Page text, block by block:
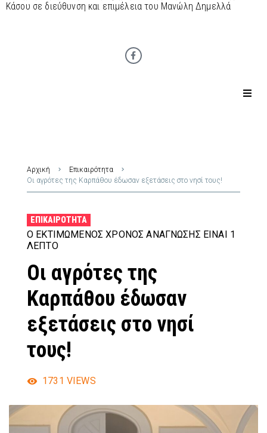
Κάσου σε διεύθυνση και επιμέλεια του Μανώλη Δημελλά
Αρχική
Επικαιρότητα
Οι αγρότες της Καρπάθου έδωσαν εξετάσεις στο νησί τους!
ΕΠΙΚΑΙΡΌΤΗΤΑ
Ο ΕΚΤΙΜΏΜΕΝΟΣ ΧΡΌΝΟΣ ΑΝΆΓΝΩΣΗΣ ΕΊΝΑΙ 1
ΛΕΠΤΌ
Οι αγρότες της
Καρπάθου έδωσαν
εξετάσεις στο νησί
τους!
1731 VIEWS